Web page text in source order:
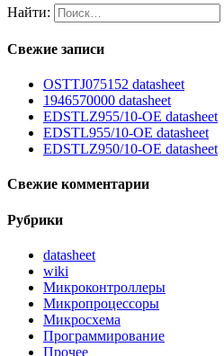
Найти:
Свежие записи
OSTTJ075152 datasheet
1946570000 datasheet
EDSTLZ955/10-OE datasheet
EDSTL955/10-OE datasheet
EDSTLZ950/10-OE datasheet
Свежие комментарии
Рубрики
datasheet
wiki
Микроконтроллеры
Микропроцессоры
Микросхема
Программирование
Прочее